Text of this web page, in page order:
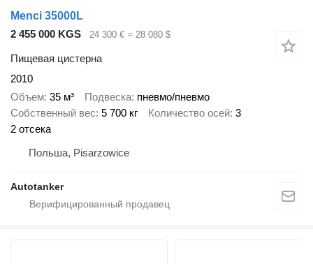
Menci 35000L
2 455 000 KGS
24 300 € ≈ 28 080 $
Пищевая цистерна
2010
Объем 35 м³ Подвеска пневмо/пневмо
Собственный вес 5 700 кг Количество осей 3
2 отсека
Польша, Pisarzowice
Autotanker